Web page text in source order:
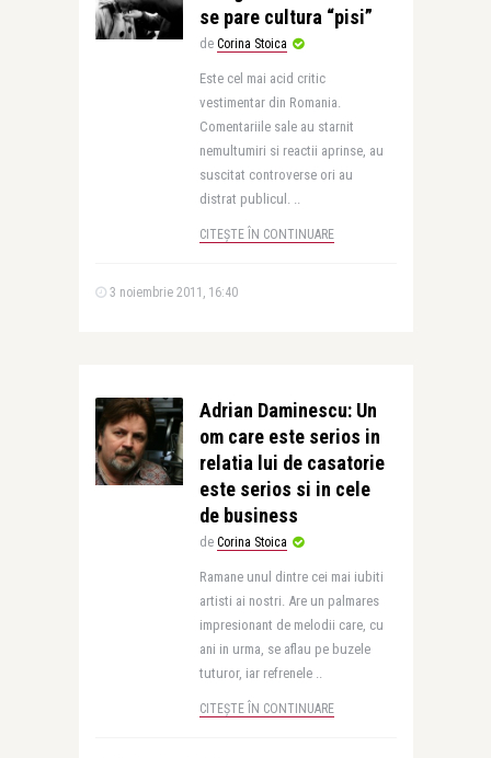
se pare cultura “pisi”
de Corina Stoica
Este cel mai acid critic
vestimentar din Romania.
Comentariile sale au starnit
nemultumiri si reactii aprinse, au
suscitat controverse ori au
distrat publicul. ..
CITEȘTE ÎN CONTINUARE
3 noiembrie 2011, 16:40
Adrian Daminescu: Un
om care este serios in
relatia lui de casatorie
este serios si in cele
de business
de Corina Stoica
Ramane unul dintre cei mai iubiti
artisti ai nostri. Are un palmares
impresionant de melodii care, cu
ani in urma, se aflau pe buzele
tuturor, iar refrenele ..
CITEȘTE ÎN CONTINUARE